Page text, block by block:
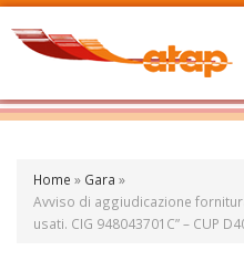
Home » Gara »
Avviso di aggiudicazione
usati. CIG 948043701C” – CUP